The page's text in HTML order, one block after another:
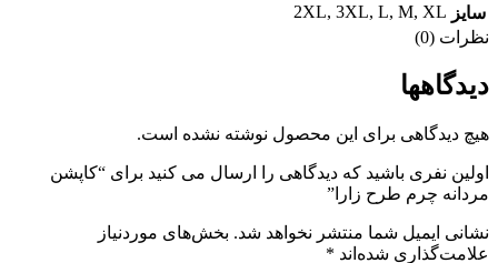
سایز
2XL, 3XL, L, M, XL
نظرات (0)
دیدگاهها
هیچ دیدگاهی برای این محصول نوشته نشده است.
اولین نفری باشید که دیدگاهی را ارسال می کنید برای “کاپشن
مردانه چرم طرح زارا”
نشانی ایمیل شما منتشر نخواهد شد. بخش‌های موردنیاز
علامت‌گذاری شده‌اند *